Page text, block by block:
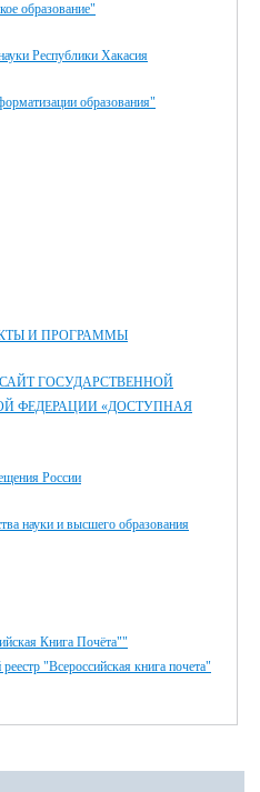
образование"
Республики Хакасия
образования"
И ПРОГРАММЫ
ГОСУДАРСТВЕННОЙ
ФЕДЕРАЦИИ «ДОСТУПНАЯ
России
науки и высшего образования
Книга Почёта""
"Всероссийская книга почета"